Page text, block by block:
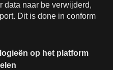
data naar be verwijderd,
Dit is done in conform
op het platform